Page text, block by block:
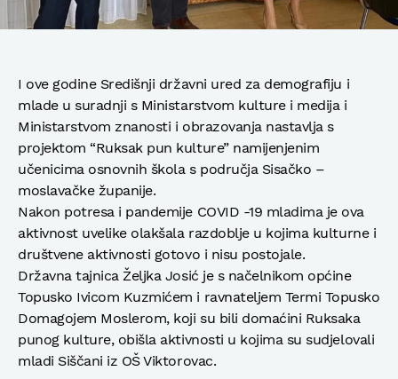
I ove godine Središnji državni ured za demografiju i
mlade u suradnji s Ministarstvom kulture i medija i
Ministarstvom znanosti i obrazovanja nastavlja s
projektom “Ruksak pun kulture” namijenjenim
učenicima osnovnih škola s područja Sisačko –
moslavačke županije.
Nakon potresa i pandemije COVID -19 mladima je ova
aktivnost uvelike olakšala razdoblje u kojima kulturne i
društvene aktivnosti gotovo i nisu postojale.
Državna tajnica Željka Josić je s načelnikom općine
Topusko Ivicom Kuzmićem i ravnateljem Termi Topusko
Domagojem Moslerom, koji su bili domaćini Ruksaka
punog kulture, obišla aktivnosti u kojima su sudjelovali
mladi Siščani iz OŠ Viktorovac.